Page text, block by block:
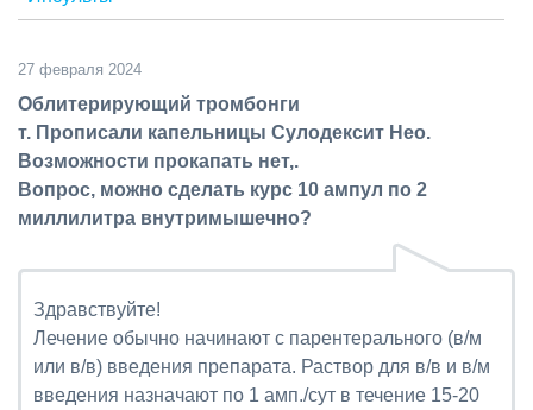
27 февраля 2024
Облитерирующий тромбонги
т. Прописали капельницы Сулодексит Нео.
Возможности прокапать нет,.
Вопрос, можно сделать курс 10 ампул по 2
миллилитра внутримышечно?
Здравствуйте!
Лечение обычно начинают с парентерального (в/м
или в/в) введения препарата. Раствор для в/в и в/м
введения назначают по 1 амп./сут в течение 15-20